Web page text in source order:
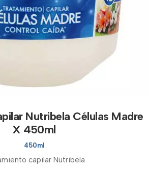
Nutribela Células Madre
X 450ml
450ml
capilar Nutribela